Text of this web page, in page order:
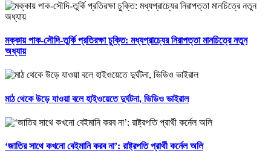
মক্কায় পাক-সৌদি-তুর্কি প্রতিরক্ষা চুক্তি: মধ্যপ্রাচ্যের নিরাপত্তা মানচিত্রে নতুন
অধ্যায়
মাঠ থেকে উড়ে যাওয়া বলে হাইওয়েতে দুর্ঘটনা, ভিডিও ভাইরাল
‘জাতির সাথে কখনো বেইমানি করব না’: রাষ্ট্রপতি প্রার্থী কর্নেল অলি